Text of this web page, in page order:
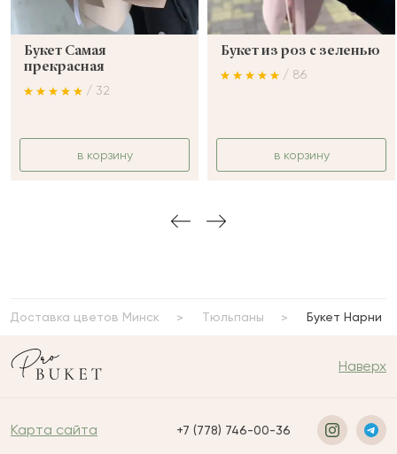
Букет Самая
прекрасная
/ 32
в корзину
Букет из роз с зеленью
/ 86
в корзину
Доставка цветов Минск Тюльпаны Букет Нарни
Наверх
Карта сайта +7 (778) 746-00-36